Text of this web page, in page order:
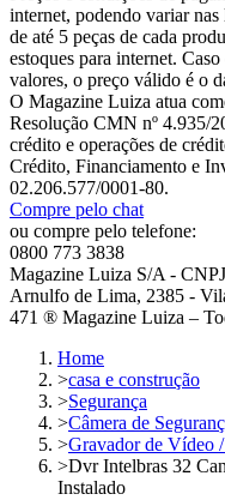
internet, podendo variar
de até 5 peças de cada
estoques para internet.
valores, o preço válido é o
O Magazine Luiza atua
Resolução CMN nº 4.935/
crédito e operações de
Crédito, Financiamento e
02.206.577/0001-80.
Compre pelo chat
ou compre pelo telefone:
0800 773 3838
Magazine Luiza S/A -
Arnulfo de Lima, 2385 -
471 ® Magazine Luiza –
Home
>casa e construção
>Segurança
>Câmera de
>Gravador de Vídeo
>Dvr Intelbras 32
Instalado